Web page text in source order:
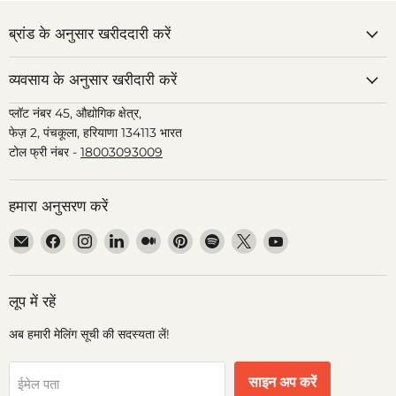
ब्रांड के अनुसार खरीददारी करें
व्यवसाय के अनुसार खरीदारी करें
प्लॉट नंबर 45, औद्योगिक क्षेत्र,
फेज़ 2, पंचकूला, हरियाणा 134113 भारत
टोल फ्री नंबर - 18003093009
हमारा अनुसरण करें
हमें
ईमेल
पर
ढूंढें
हमें
Facebook
पर
हमें
Instagram
पर
हमें
LinkedIn
पर
हमें
Medium
पर
हमें
Pinterest
पर
हमें
Spotify
पर
हमें
पर
हमें
पर
लूप में रहें
अब हमारी मेलिंग सूची की सदस्यता लें!
ईमेल पता साइन अप करें